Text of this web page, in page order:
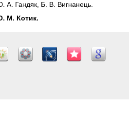
Гандяк, Б. В. Вигнанець.
М. Котик.